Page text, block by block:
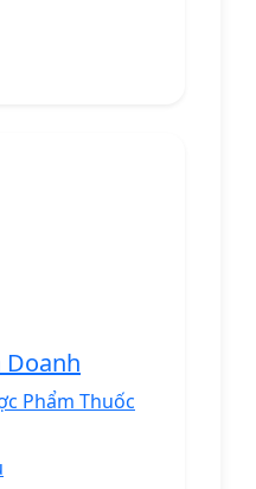
Doanh
Phẩm Thuốc